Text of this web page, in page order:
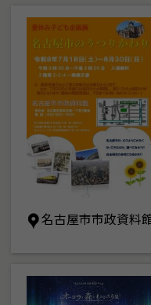
名古屋市市政資料